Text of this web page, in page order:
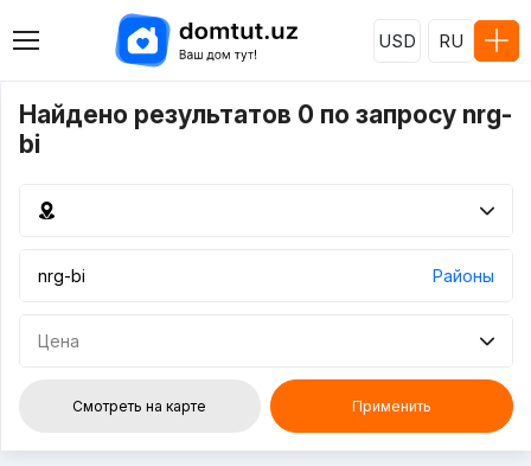
USD RU
Найдено результатов 0 по запросу nrg-
bi
Районы
Цена
Смотреть на карте Применить